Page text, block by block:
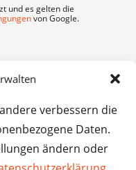
verbessern die
Daten.
ändern oder
und es gelten die
von Google.